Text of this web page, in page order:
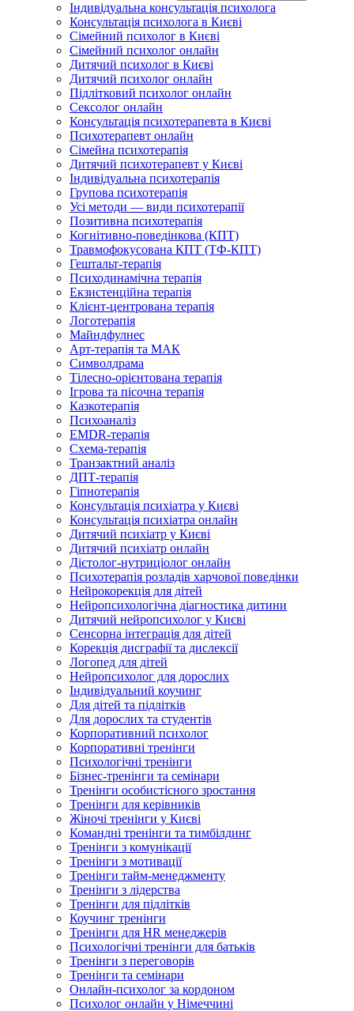
Індивідуальна консультація психолога
Консультація психолога в Києві
Сімейний психолог в Києві
Сімейний психолог онлайн
Дитячий психолог в Києві
Дитячий психолог онлайн
Підлітковий психолог онлайн
Сексолог онлайн
Консультація психотерапевта в Києві
Психотерапевт онлайн
Сімейна психотерапія
Дитячий психотерапевт у Києві
Індивідуальна психотерапія
Групова психотерапія
Усі методи — види психотерапії
Позитивна психотерапія
Когнітивно-поведінкова (КПТ)
Травмофокусована КПТ (ТФ-КПТ)
Гештальт-терапія
Психодинамічна терапія
Екзистенційна терапія
Клієнт-центрована терапія
Логотерапія
Майндфулнес
Арт-терапія та МАК
Символдрама
Тілесно-орієнтована терапія
Ігрова та пісочна терапія
Казкотерапія
Психоаналіз
EMDR-терапія
Схема-терапія
Транзактний аналіз
ДПТ-терапія
Гіпнотерапія
Консультація психіатра у Києві
Консультація психіатра онлайн
Дитячий психіатр у Києві
Дитячий психіатр онлайн
Дієтолог-нутриціолог онлайн
Психотерапія розладів харчової поведінки
Нейрокорекція для дітей
Нейропсихологічна діагностика дитини
Дитячий нейропсихолог у Києві
Сенсорна інтеграція для дітей
Корекція дисграфії та дислексії
Логопед для дітей
Нейропсихолог для дорослих
Індивідуальний коучинг
Для дітей та підлітків
Для дорослих та студентів
Корпоративний психолог
Корпоративні тренінги
Психологічні тренінги
Бізнес-тренінги та семінари
Тренінги особистісного зростання
Тренінги для керівників
Жіночі тренінги у Києві
Командні тренінги та тимбілдинг
Тренінги з комунікації
Тренінги з мотивації
Тренінги тайм-менеджменту
Тренінги з лідерства
Тренінги для підлітків
Коучинг тренінги
Тренінги для HR менеджерів
Психологічні тренінги для батьків
Тренінги з переговорів
Тренінги та семінари
Онлайн-психолог за кордоном
Психолог онлайн у Німеччині